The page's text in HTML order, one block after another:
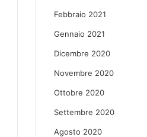
Febbraio 2021
Gennaio 2021
Dicembre 2020
Novembre 2020
Ottobre 2020
Settembre 2020
Agosto 2020